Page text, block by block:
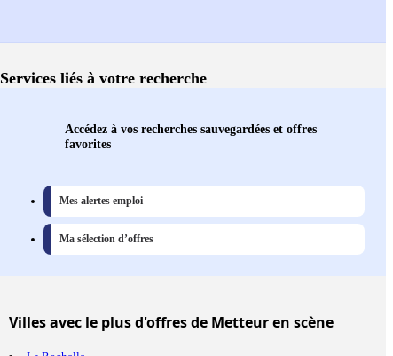
Services liés à votre recherche
Accédez à vos recherches sauvegardées et offres
favorites
Mes alertes emploi
Ma sélection d’offres
Villesavec le plus d'offres de Metteur en scène